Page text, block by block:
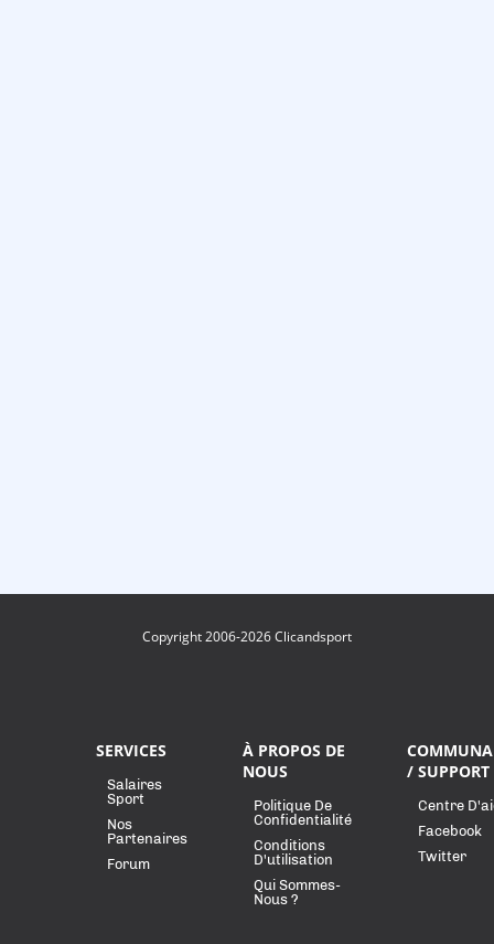
Copyright 2006-2026 Clicandsport
SERVICES
Salaires
Sport
Nos
Partenaires
Forum
À PROPOS DE
NOUS
Politique De
Confidentialité
Conditions
D'utilisation
Qui Sommes-
Nous ?
/ SUPPORT
Centre
Facebook
Twitter